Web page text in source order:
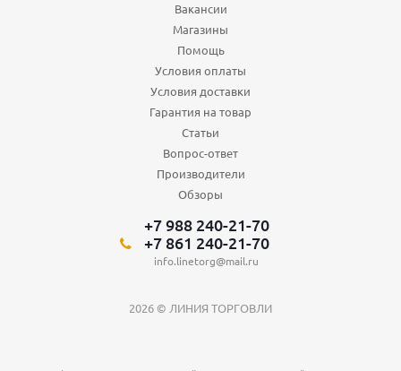
Вакансии
Магазины
Помощь
Условия оплаты
Условия доставки
Гарантия на товар
Статьи
Вопрос-ответ
Производители
Обзоры
+7 988 240-21-70
+7 861 240-21-70
info.linetorg@mail.ru
2026 © ЛИНИЯ ТОРГОВЛИ